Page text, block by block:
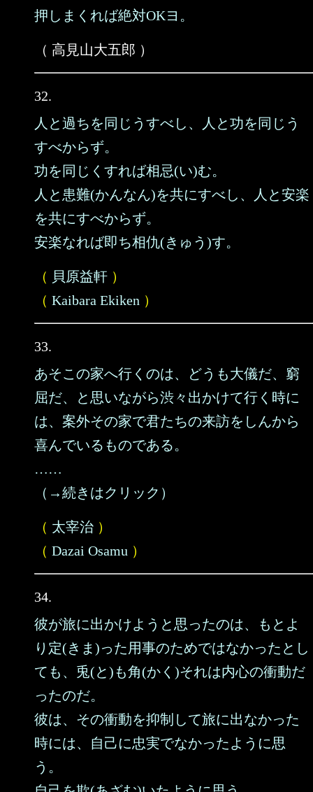
押しまくれば絶対OKヨ。
（ 高見山大五郎 ）
32.
人と過ちを同じうすべし、人と功を同じう
すべからず。
功を同じくすれば相忌(い)む。
人と患難(かんなん)を共にすべし、人と安楽
を共にすべからず。
安楽なれば即ち相仇(きゅう)す。
（ 貝原益軒 ）
（ Kaibara Ekiken ）
33.
あそこの家へ行くのは、どうも大儀だ、窮
屈だ、と思いながら渋々出かけて行く時に
は、案外その家で君たちの来訪をしんから
喜んでいるものである。
……
（→続きはクリック）
（ 太宰治 ）
（ Dazai Osamu ）
34.
彼が旅に出かけようと思ったのは、もとよ
り定(きま)った用事のためではなかったとし
ても、兎(と)も角(かく)それは内心の衝動だ
ったのだ。
彼は、その衝動を抑制して旅に出なかった
時には、自己に忠実でなかったように思
う。